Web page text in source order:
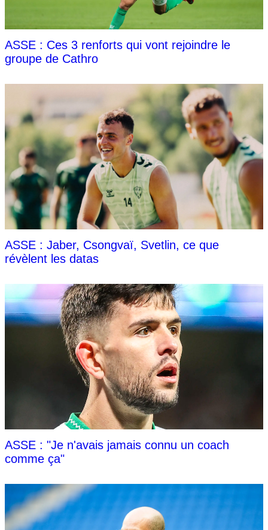
ASSE : Ces 3 renforts qui vont rejoindre le
groupe de Cathro
ASSE : Jaber, Csongvaï, Svetlin, ce que
révèlent les datas
ASSE : "Je n'avais jamais connu un coach
comme ça"